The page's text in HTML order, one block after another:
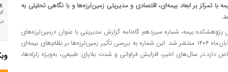
تمرکز بر ابعاد بیمه‌ای، اقتصادی و مدیریتی زمین‌لرزه‌ها و با نگاهی تحلیلی به
بیمه، شماره سیزدهم گاه‌نامه گزارش مدیریتی با عنوان «زمین‌لرزه‌های
کوچک، تأثیرات بزرگ؛ درس‌هایی از زلزله کرایست‌چرچ» در آبان‌ماه ۱۴۰۴ منتشر شد. این شماره به بررسی تأثیر زمین‌لرزه‌ها بر نظام‌های بیمه‌ای
سال‌های اخیر، افزایش فراوانی و شدت بلایای طبیعی، به‌ویژه زلزله‌ها،